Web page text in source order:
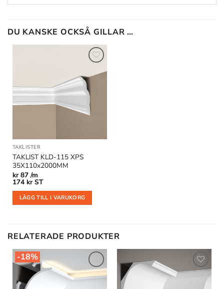
DU KANSKE OCKSÅ GILLAR …
Lägg till
i
önskelistan
TAKLISTER
TAKLIST KLD-115 XPS
35X110x2000MM
kr87 /m
174 kr ST
LÄGG TILL I VARUKORG
RELATERADE PRODUKTER
-18%
Lägg till